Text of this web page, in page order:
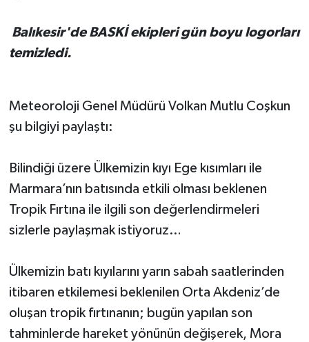
Balıkesir'de BASKİ ekipleri gün boyu logorları
temizledi.
Meteoroloji Genel Müdürü Volkan Mutlu Coşkun
şu bilgiyi paylaştı:
Bilindiği üzere Ülkemizin kıyı Ege kısımları ile
Marmara’nın batısında etkili olması beklenen
Tropik Fırtına ile ilgili son değerlendirmeleri
sizlerle paylaşmak istiyoruz…
Ülkemizin batı kıyılarını yarın sabah saatlerinden
itibaren etkilemesi beklenilen Orta Akdeniz’de
oluşan tropik fırtınanın; bugün yapılan son
tahminlerde hareket yönünün değişerek, Mora